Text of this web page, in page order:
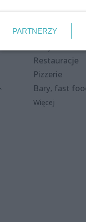
Kluby i
Restauracje
Pizzerie
Bary, fast
Więcej
PARTNERZY